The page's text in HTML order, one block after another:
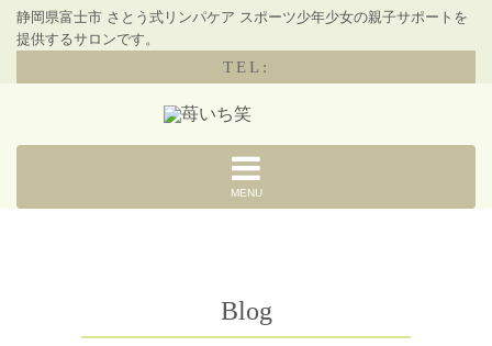
静岡県富士市 さとう式リンパケア スポーツ少年少女の親子サポートを
提供するサロンです。
TEL:
MENU
Blog